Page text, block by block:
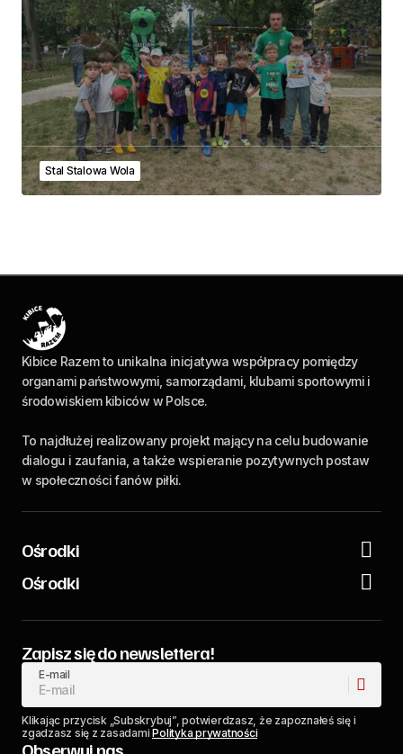
Stal Stalowa Wola
Kibice Razem to unikalna inicjatywa współpracy pomiędzy
organami państwowymi, samorządami, klubami sportowymi i
środowiskiem kibiców w Polsce.
To najdłużej realizowany projekt mający na celu budowanie
dialogu i zaufania, a także wspieranie pozytywnych postaw
w społeczności fanów piłki.
Ośrodki
Ośrodki
Zapisz się do newslettera!
E-mail
Klikając przycisk „Subskrybuj”, potwierdzasz, że zapoznałeś się i
zgadzasz się z zasadamiPolityka prywatności
Obserwuj nas